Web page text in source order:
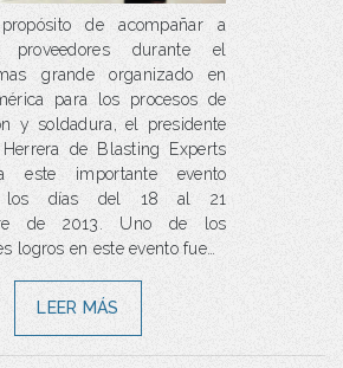
de acompañar a
proveedores durante el
grande organizado en
para los procesos de
y soldadura, el presidente
Herrera de Blasting Experts
este importante evento
los días del 18 al 21
de 2013. Uno de los
logros en este evento fue…
LEER MÁS